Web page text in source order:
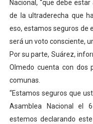
Nacional, “que debe
de la ultraderecha que
eso, estamos seguros de
será un voto consciente,
Por su parte, Suárez,
Olmedo cuenta con dos
comunas.
“Estamos seguros que
Asamblea Nacional el
estemos declarando